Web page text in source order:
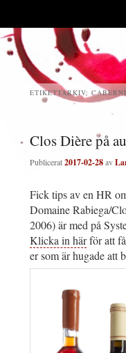
ETIKETTARKIV:
Clos Dière på
Publicerat2017-02-28av
Fick tips av en HR
Domaine Rabiega/
2006) är med på
Klicka in härför att
er som är hugade att